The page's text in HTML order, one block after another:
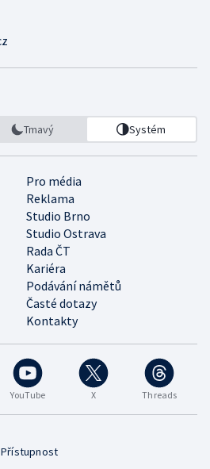
Tmavý Systém
Pro média
Reklama
Studio Brno
Studio Ostrava
Rada ČT
Kariéra
Podávání námětů
Časté dotazy
Kontakty
YouTube X Threads
Přístupnost